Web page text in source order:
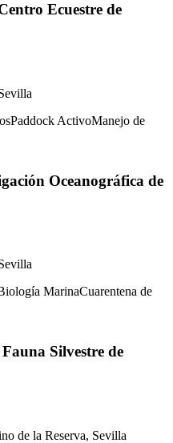
Ecuestre de
Paddock ActivoManejo de
Oceanográfica de
MarinaCuarentena de
Silvestre de
de la Reserva, Sevilla